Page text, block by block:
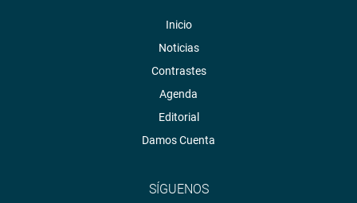
Inicio
Noticias
Contrastes
Agenda
Editorial
Damos Cuenta
SÍGUENOS